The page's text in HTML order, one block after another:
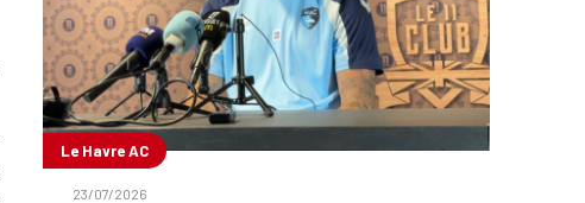
Le Havre AC
23/07/2026